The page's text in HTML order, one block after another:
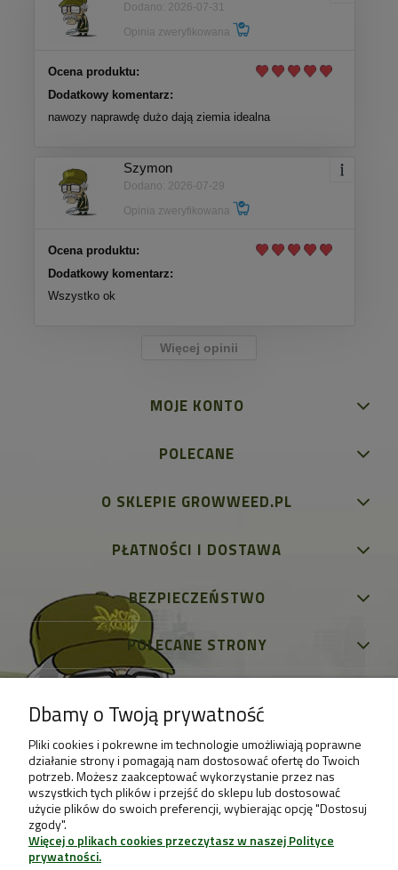
Dodano: 2026-07-31
Opinia zweryfikowana
Ocena produktu:
Dodatkowy komentarz:
nawozy naprawdę dużo dają ziemia idealna
Szymon
Dodano: 2026-07-29
Opinia zweryfikowana
Ocena produktu:
Dodatkowy komentarz:
Wszystko ok
Więcej opinii
MOJE KONTO
POLECANE
O SKLEPIE GROWWEED.PL
PŁATNOŚCI I DOSTAWA
BEZPIECZEŃSTWO
POLECANE STRONY
Dbamy o Twoją prywatność
Pliki cookies i pokrewne im technologie umożliwiają poprawne
działanie strony i pomagają nam dostosować ofertę do Twoich
potrzeb. Możesz zaakceptować wykorzystanie przez nas
wszystkich tych plików i przejść do sklepu lub dostosować
użycie plików do swoich preferencji, wybierając opcję "Dostosuj
zgody".
Więcej o plikach cookies przeczytasz w naszej Polityce
prywatności.